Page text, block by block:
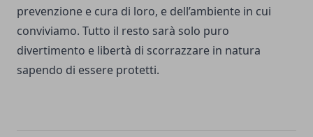
prevenzione e cura di loro, e dell’ambiente in cui
conviviamo. Tutto il resto sarà solo puro
divertimento e libertà di scorrazzare in natura
sapendo di essere protetti.